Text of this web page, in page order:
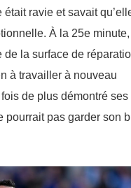
ravie et savait
À la 25e minute,
de la surface de
à travailler à nouveau
de plus démontré ses
pourrait pas garder son